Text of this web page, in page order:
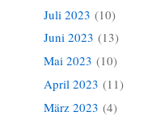
Juli 2023 (10)
Juni 2023 (13)
Mai 2023 (10)
April 2023 (11)
März 2023 (4)